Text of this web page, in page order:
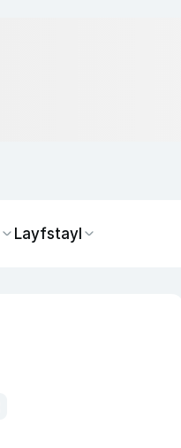
Layfstayl